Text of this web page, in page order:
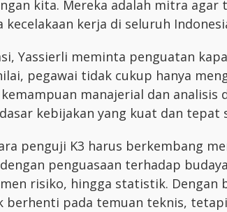
kita. Mereka adalah mitra
kerja di seluruh
Yassierli meminta penguatan
pegawai tidak cukup hanya
manajerial dan analisis
kebijakan yang kuat dan tepat
penguji K3 harus berkembang
penguasaan terhadap
risiko, hingga statistik. Dengan
berhenti pada temuan teknis,